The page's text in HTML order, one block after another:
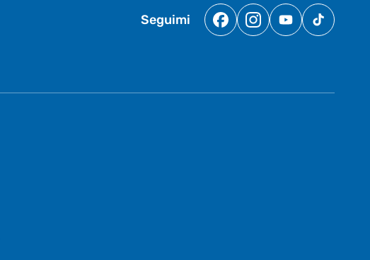
Seguimi
FacebookInstagram
YouTubeTikTok